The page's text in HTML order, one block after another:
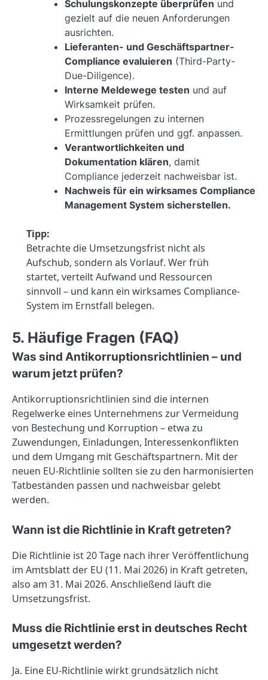
Schulungskonzepte überprüfen und
gezielt auf die neuen Anforderungen
ausrichten.
Lieferanten- und Geschäftspartner-
Compliance evaluieren (Third-Party-
Due-Diligence).
Interne Meldewege testen und auf
Wirksamkeit prüfen.
Prozessregelungen zu internen
Ermittlungen prüfen und ggf. anpassen.
Verantwortlichkeiten und
Dokumentation klären, damit
Compliance jederzeit nachweisbar ist.
Nachweis für ein wirksames Compliance
Management System sicherstellen.
Tipp:
Betrachte die Umsetzungsfrist nicht als
Aufschub, sondern als Vorlauf. Wer früh
startet, verteilt Aufwand und Ressourcen
sinnvoll – und kann ein wirksames Compliance-
System im Ernstfall belegen.
5. Häufige Fragen (FAQ)
Was sind Antikorruptionsrichtlinien – und
warum jetzt prüfen?
Antikorruptionsrichtlinien sind die internen
Regelwerke eines Unternehmens zur Vermeidung
von Bestechung und Korruption – etwa zu
Zuwendungen, Einladungen, Interessenkonflikten
und dem Umgang mit Geschäftspartnern. Mit der
neuen EU-Richtlinie sollten sie zu den harmonisierten
Tatbeständen passen und nachweisbar gelebt
werden.
Wann ist die Richtlinie in Kraft getreten?
Die Richtlinie ist 20 Tage nach ihrer Veröffentlichung
im Amtsblatt der EU (11. Mai 2026) in Kraft getreten,
also am 31. Mai 2026. Anschließend läuft die
Umsetzungsfrist.
Muss die Richtlinie erst in deutsches Recht
umgesetzt werden?
Ja. Eine EU-Richtlinie wirkt grundsätzlich nicht